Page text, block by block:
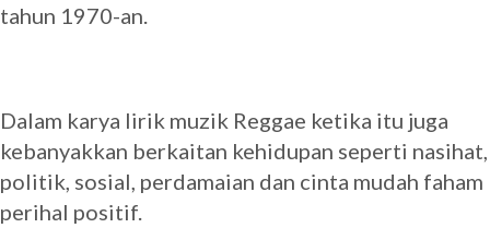
tahun 1970-an.
Dalam karya lirik muzik Reggae ketika itu juga
kebanyakkan berkaitan kehidupan seperti nasihat,
politik, sosial, perdamaian dan cinta mudah faham
perihal positif.